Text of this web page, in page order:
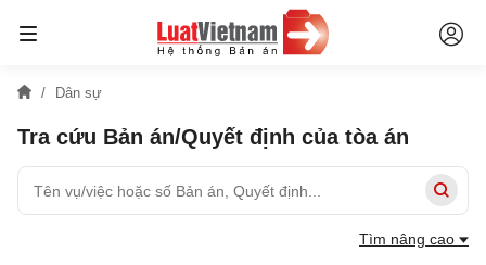
Dân sự
Tra cứu Bản án/Quyết định của tòa án
Tìm nâng cao